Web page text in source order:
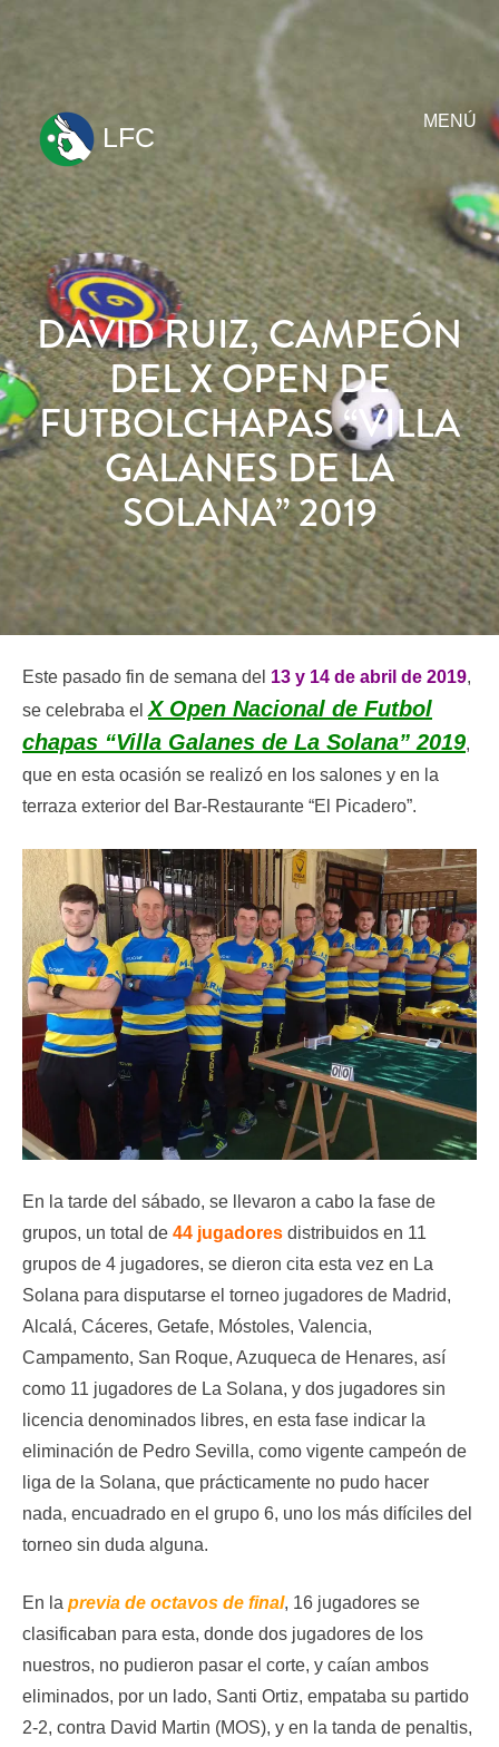
MENÚ
ir
al
contenido
LFC
DAVID RUIZ, CAMPEÓN
DEL X OPEN DE
FUTBOLCHAPAS “VILLA
GALANES DE LA
SOLANA” 2019
Este pasado fin de semana del 13 y 14 de abril de 2019,
se celebraba el X Open Nacional de Futbol
chapas “Villa Galanes de La Solana” 2019,
que en esta ocasión se realizó en los salones y en la
terraza exterior del Bar-Restaurante “El Picadero”.
En la tarde del sábado, se llevaron a cabo la fase de
grupos, un total de 44 jugadores distribuidos en 11
grupos de 4 jugadores, se dieron cita esta vez en La
Solana para disputarse el torneo jugadores de Madrid,
Alcalá, Cáceres, Getafe, Móstoles, Valencia,
Campamento, San Roque, Azuqueca de Henares, así
como 11 jugadores de La Solana, y dos jugadores sin
licencia denominados libres, en esta fase indicar la
eliminación de Pedro Sevilla, como vigente campeón de
liga de la Solana, que prácticamente no pudo hacer
nada, encuadrado en el grupo 6, uno los más difíciles del
torneo sin duda alguna.
En la previa de octavos de final, 16 jugadores se
clasificaban para esta, donde dos jugadores de los
nuestros, no pudieron pasar el corte, y caían ambos
eliminados, por un lado, Santi Ortiz, empataba su partido
2-2, contra David Martin (MOS), y en la tanda de penaltis,